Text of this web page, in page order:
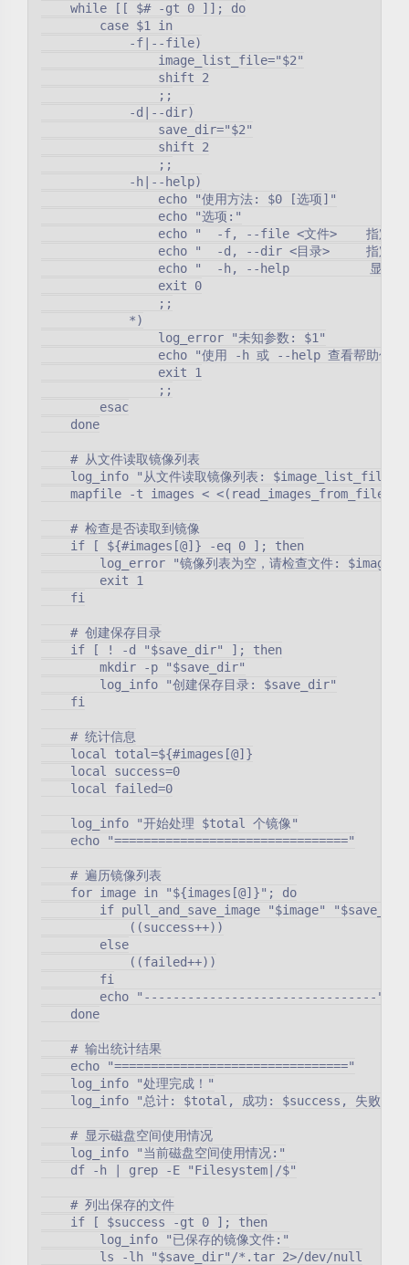
    while [[ $# -gt 0 ]]; do
        case $1 in
            -f|--file)
                image_list_file="$2"
                shift 2
                ;;
            -d|--dir)
                save_dir="$2"
                shift 2
                ;;
            -h|--help)
                echo "使用方法: $0 [选项]"
                echo "选项:"
echo "  -f, --file <文件>    指定镜
echo "  -d, --dir <目录>     指定保
echo "  -h, --help           显示帮
                exit 0
                ;;
            *)
                log_error "未知参数: $1"
echo "使用 -h 或 --help 查看帮助信息
                exit 1
                ;;
        esac
    done
    # 从文件读取镜像列表
    log_info "从文件读取镜像列表: $image_list_file"
mapfile -t images < <(read_images_from_file
    # 检查是否读取到镜像
    if [ ${#images[@]} -eq 0 ]; then
log_error "镜像列表为空，请检查文件:
        exit 1
    fi
    # 创建保存目录
    if [ ! -d "$save_dir" ]; then
        mkdir -p "$save_dir"
        log_info "创建保存目录: $save_dir"
    fi
    # 统计信息
    local total=${#images[@]}
    local success=0
    local failed=0
    log_info "开始处理 $total 个镜像"
    echo "================================"
    # 遍历镜像列表
    for image in "${images[@]}"; do
if pull_and_save_image "$image"
            ((success++))
        else
            ((failed++))
        fi
        echo "--------------------------------"
    done
    # 输出统计结果
    echo "================================"
    log_info "处理完成！"
log_info "总计: $total, 成功: $success, 失败:
    # 显示磁盘空间使用情况
    log_info "当前磁盘空间使用情况:"
    df -h | grep -E "Filesystem|/$"
    # 列出保存的文件
    if [ $success -gt 0 ]; then
        log_info "已保存的镜像文件:"
        ls -lh "$save_dir"/*.tar 2>/dev/null